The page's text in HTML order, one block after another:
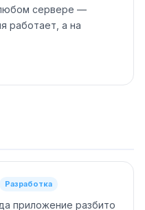
любом сервере —
работает, а на
Разработка
приложение разбито